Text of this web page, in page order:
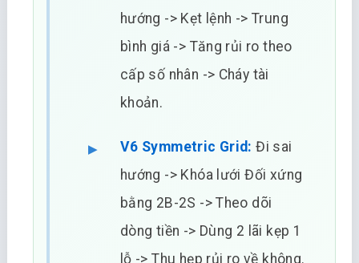
hướng -> Kẹt lệnh -> Trung
bình giá -> Tăng rủi ro theo
cấp số nhân -> Cháy tài
khoản.
V6 Symmetric Grid: Đi sai
hướng -> Khóa lưới Đối xứng
bằng 2B-2S -> Theo dõi
dòng tiền -> Dùng 2 lãi kẹp 1
lỗ -> Thu hẹp rủi ro về không.